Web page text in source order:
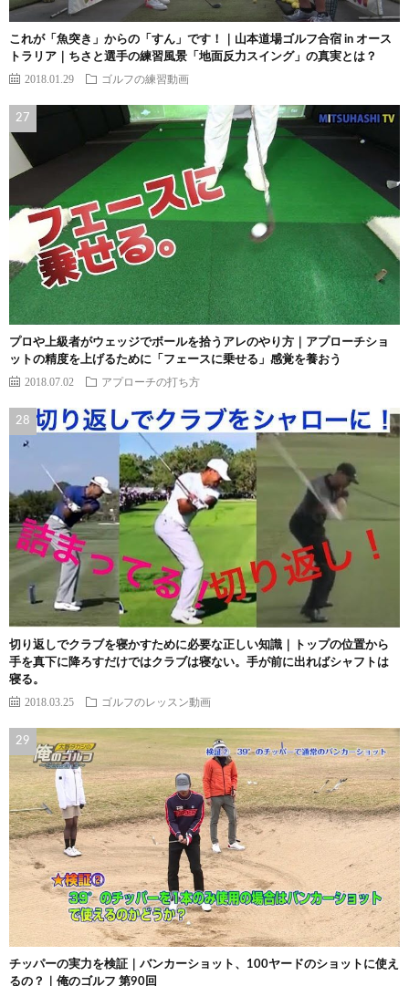
これが「魚突き」からの「すん」です！｜山本道場ゴルフ合宿 in オース
トラリア｜ちさと選手の練習風景「地面反力スイング」の真実とは？
2018.01.29 ゴルフの練習動画
プロや上級者がウェッジでボールを拾うアレのやり方｜アプローチショ
ットの精度を上げるために「フェースに乗せる」感覚を養おう
2018.07.02 アプローチの打ち方
切り返しでクラブを寝かすために必要な正しい知識｜トップの位置から
手を真下に降ろすだけではクラブは寝ない。手が前に出ればシャフトは
寝る。
2018.03.25 ゴルフのレッスン動画
チッパーの実力を検証｜バンカーショット、100ヤードのショットに使え
るの？｜俺のゴルフ 第90回